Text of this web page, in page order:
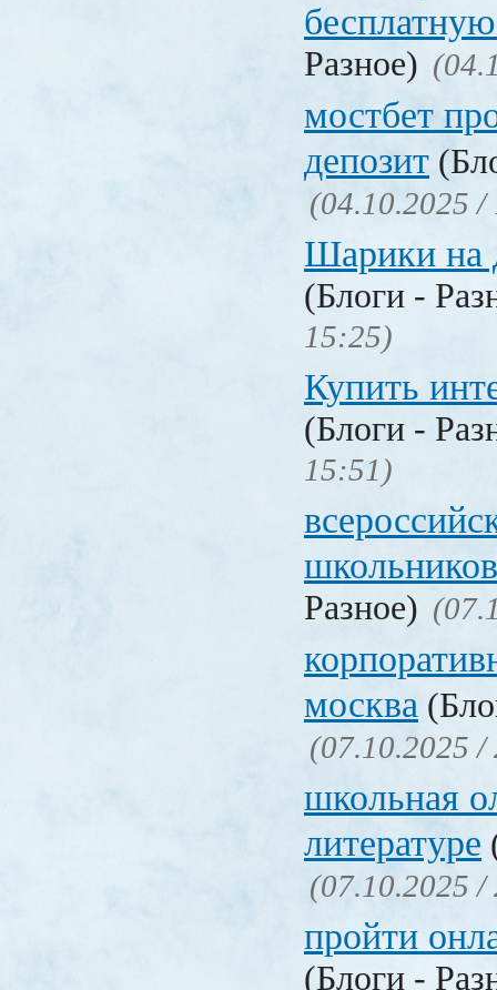
Разное)
мостбет
депозит
(04.10.2025 /
Шарики на
(Блоги -
15:25)
Купить
(Блоги -
15:51)
Разное)
москва
(07.10.2025 /
школьная
литературе
(07.10.2025 /
пройти
(Блоги -